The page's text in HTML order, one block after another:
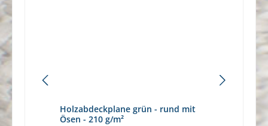
Holzabdeckplane grün - rund mit
Ösen - 210 g/m²